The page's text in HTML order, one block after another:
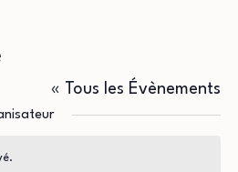
« Tous les Évènements